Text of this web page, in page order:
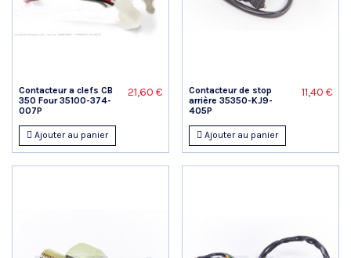
Contacteur a clefs CB
350 Four 35100-374-
007P
21,60 €
Ajouter au panier
Contacteur de stop
arrière 35350-KJ9-
405P
11,40 €
Ajouter au panier